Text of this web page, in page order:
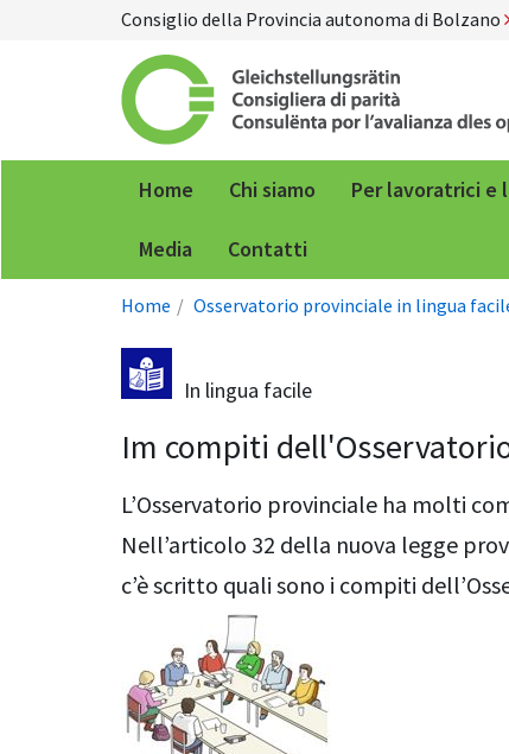
Consiglio della Provincia autonoma di Bolzano
Home Chi siamo Per lavoratrici e
Media Contatti
Home Osservatorio provinciale in lingua
In lingua facile
Im compiti
L’Osservatorio provinciale ha molti
Nell’articolo 32 della nuova legge
c’è scritto quali sono i compiti